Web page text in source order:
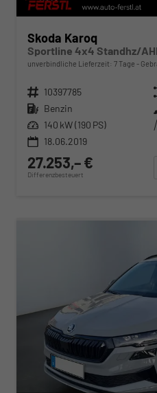
Skoda Karoq
Sportline 4x4 Standhz/
unverbindliche Lieferzeit: 7 Tage
Fahrzeugnr. 10397785
Kraftstoff Benzin
Leistung 140 kW (190 PS)
18.06.2019
27.253,– €
Differenzbesteuert